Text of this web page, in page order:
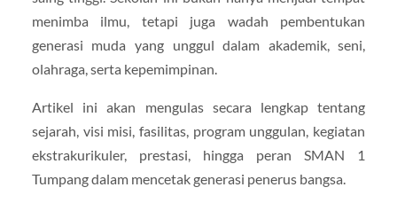
menimba ilmu, tetapi juga wadah pembentukan
generasi muda yang unggul dalam akademik, seni,
olahraga, serta kepemimpinan.
Artikel ini akan mengulas secara lengkap tentang
sejarah, visi misi, fasilitas, program unggulan, kegiatan
ekstrakurikuler, prestasi, hingga peran SMAN 1
Tumpang dalam mencetak generasi penerus bangsa.